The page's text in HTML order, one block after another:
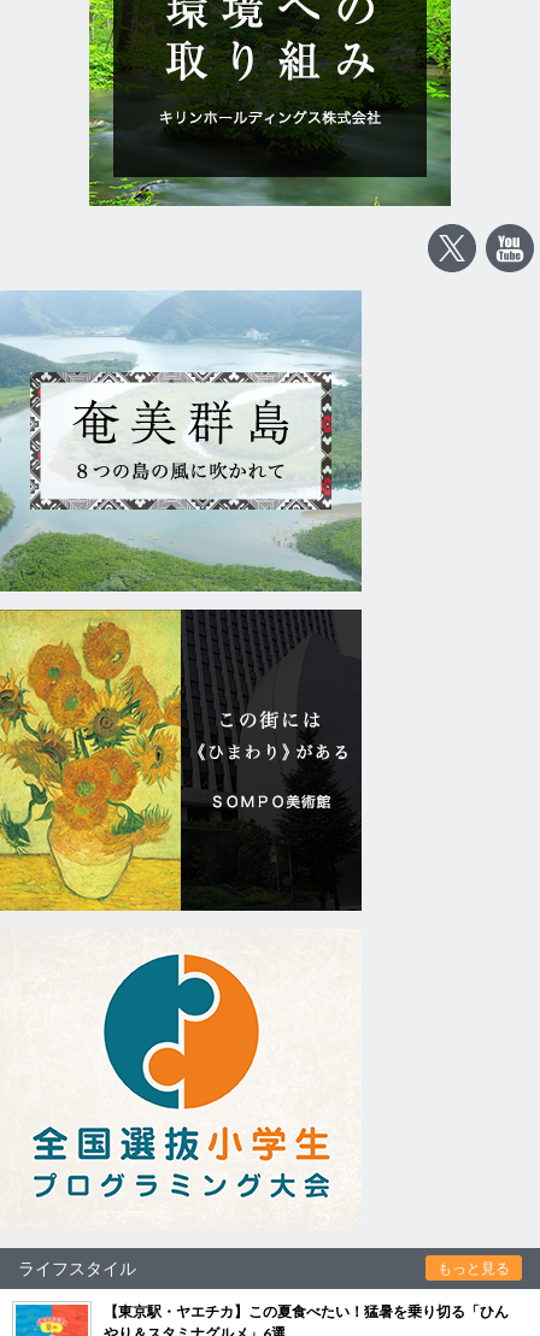
ライフスタイル もっと見る
【東京駅・ヤエチカ】この夏食べたい！猛暑を乗り切る「ひん